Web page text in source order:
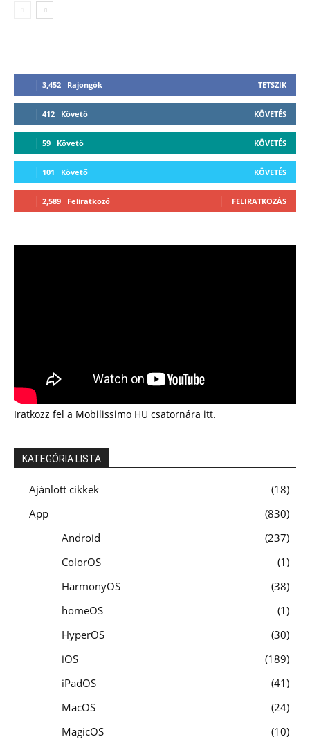
3,452 Rajongók TETSZIK
412 Követő KÖVETÉS
59 Követő KÖVETÉS
101 Követő KÖVETÉS
2,589 Feliratkozó FELIRATKOZÁS
Iratkozz fel a Mobilissimo HU csatornára itt.
KATEGÓRIA LISTA
Ajánlott cikkek
18
App
830
Android
237
ColorOS
1
HarmonyOS
38
homeOS
1
HyperOS
30
iOS
189
iPadOS
41
MacOS
24
MagicOS
10